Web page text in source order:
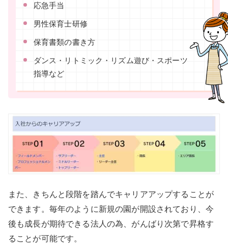
応急手当
男性保育士研修
保育書類の書き方
ダンス・リトミック・リズム遊び・スポーツ
指導など
また、きちんと段階を踏んでキャリアアップすることが
できます。毎年のように新規の園が開設されており、今
後も成長が期待できる法人の為、がんばり次第で昇格す
ることが可能です。